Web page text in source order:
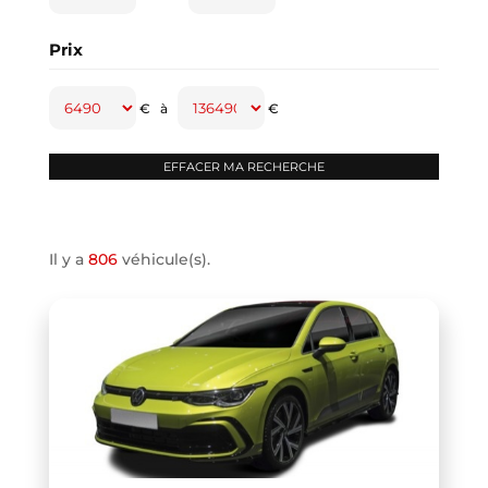
CLASSE A (1)
CLIO IV (1)
COMPASS (1)
COOPER F67
COUPE R58 (1)
CRAFTER VAN (1)
DB11 COUPE
Prix
€ à €
Il y a 806véhicule(s).